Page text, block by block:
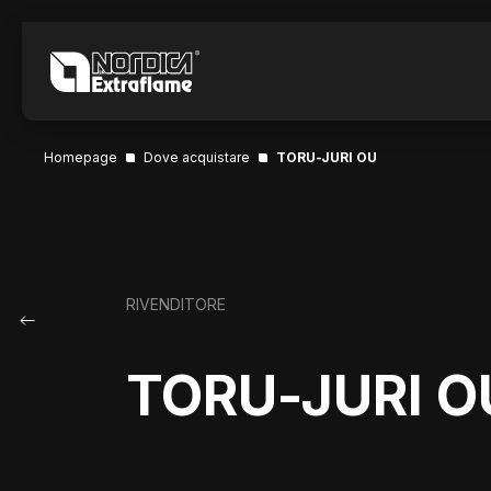
Homepage Dove acquistare TORU-JURI OU
RIVENDITORE
TORU-JURI